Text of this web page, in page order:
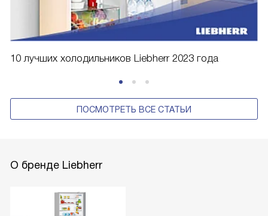
10 лучших холодильников Liebherr 2023 года
ПОСМОТРЕТЬ ВСЕ СТАТЬИ
О бренде Liebherr